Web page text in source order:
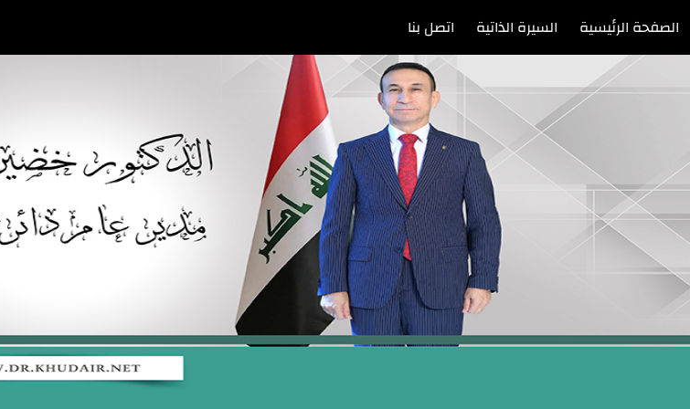
الصفحة الرئيسية السيرة الذاتية اتصل بنا